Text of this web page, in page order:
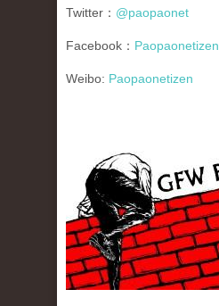
Twitter： @paopaonet
Facebook： Paopaonetizen
Weibo: Paopaonetizen
gfw_blog_small.jpg